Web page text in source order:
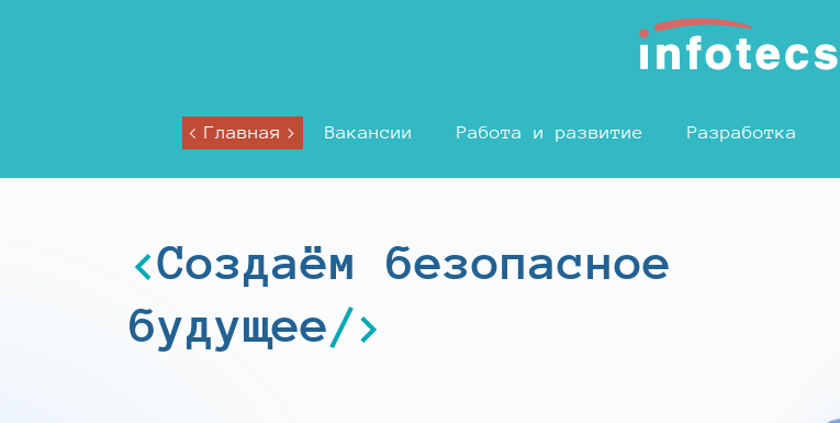
Главная Вакансии Работа и развитие Разработка
Создаём безопасное
будущее